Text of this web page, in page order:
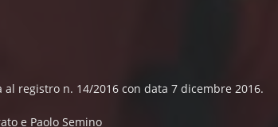
registro n. 14/2016 con data 7 dicembre 2016.
e Paolo Semino